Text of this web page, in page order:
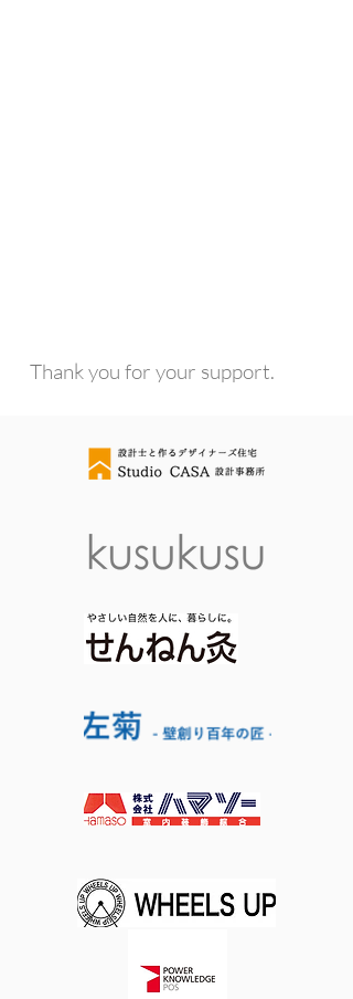
Thank you for your support.